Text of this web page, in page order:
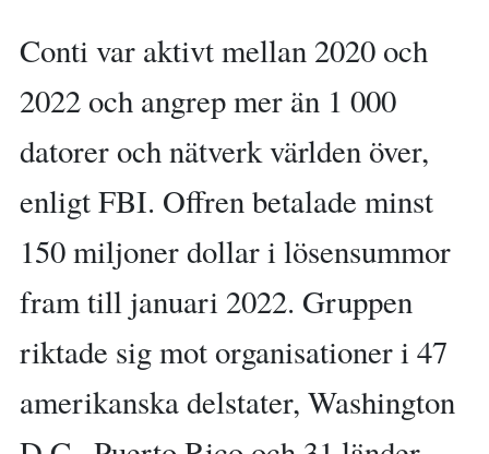
Conti var aktivt mellan 2020 och
2022 och angrep mer än 1 000
datorer och nätverk världen över,
enligt FBI. Offren betalade minst
150 miljoner dollar i lösensummor
fram till januari 2022. Gruppen
riktade sig mot organisationer i 47
amerikanska delstater, Washington